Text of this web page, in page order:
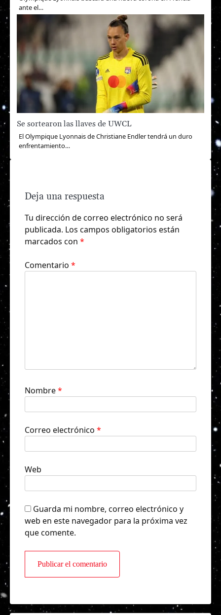
ante el…
Se sortearon las llaves de UWCL
El Olympique Lyonnais de Christiane Endler tendrá un duro
enfrentamiento…
Deja una respuesta
Tu dirección de correo electrónico no será
publicada. Los campos obligatorios están
marcados con *
Comentario *
Nombre*
Correo electrónico *
Web
Guarda mi nombre, correo electrónico y
web en este navegador para la próxima vez
que comente.